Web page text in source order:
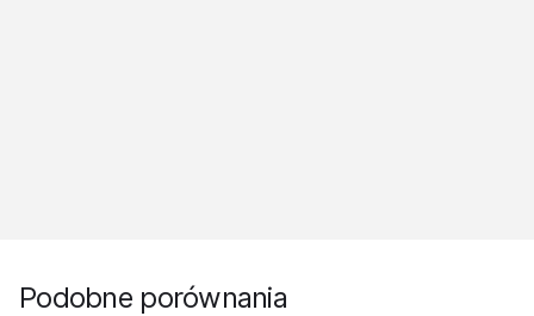
Podobne porównania